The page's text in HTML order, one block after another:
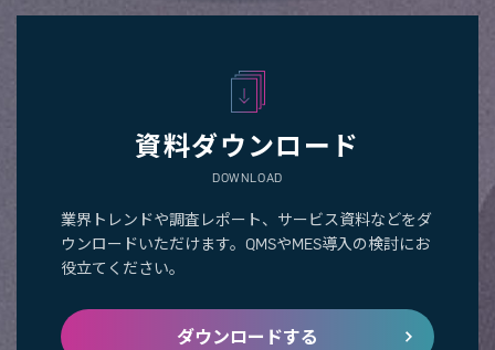
資料ダウンロード
DOWNLOAD
業界トレンドや調査レポート、サービス資料などをダ
ウンロードいただけます。QMSやMES導入の検討にお
役立てください。
ダウンロードする